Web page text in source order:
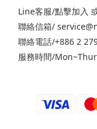
Line客服/點擊加入
聯絡信箱/
聯絡電話/+886 2
服務時間/